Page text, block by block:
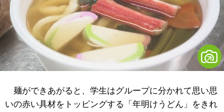
麺ができあがると、学生はグループに分かれて思い思
いの赤い具材をトッピングする「年明けうどん」をきれ